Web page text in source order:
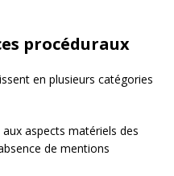
procéduraux
en plusieurs catégories
aspects matériels des
de mentions